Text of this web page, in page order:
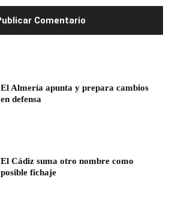
El Almería apunta y prepara cambios
en defensa
El Cádiz suma otro nombre como
posible fichaje